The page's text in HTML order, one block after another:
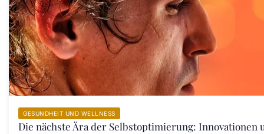
GESUNDHEIT UND WELLNESS
Die nächste Ära der Selbstoptimierung: